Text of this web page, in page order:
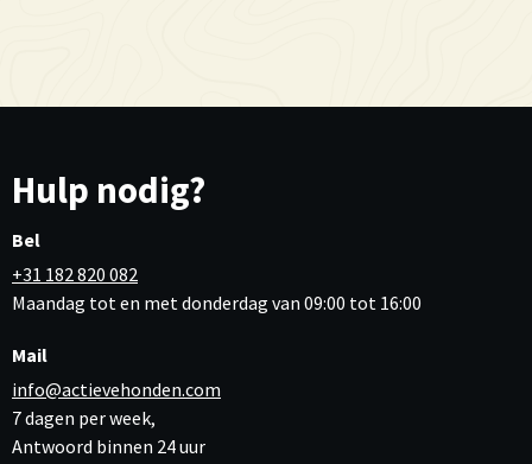
Hulp nodig?
Bel
+31 182 820 082
Maandag tot en met donderdag van 09:00 tot 16:00
Mail
info@actievehonden.com
7 dagen per week,
Antwoord binnen 24 uur